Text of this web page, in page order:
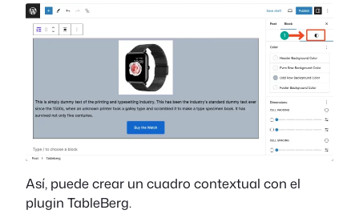
Así, puede crear un cuadro contextual con el
plugin TableBerg.